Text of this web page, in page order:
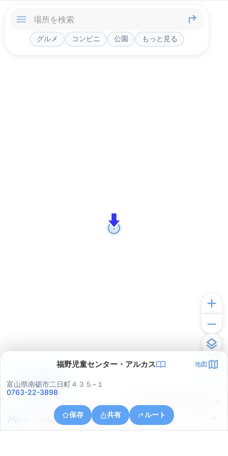
グルメ コンビニ 公園 もっと見る
福野児童センター・アルカス 地図
富山県南砺市二日町４３５−１
0763-22-3898
保存 共有 ルート
富山県小矢部市清水
アプリで見る